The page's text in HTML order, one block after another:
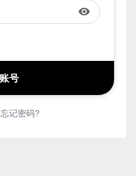
visibility
忘记密码?